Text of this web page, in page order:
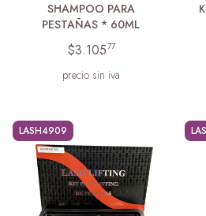
SHAMPOO PARA
PESTAÑAS * 60ML
$3.10577
precio sin iva
LASH4909